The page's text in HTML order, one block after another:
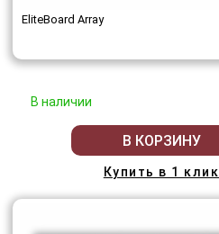
EliteBoard Array
В наличии
В КОРЗИНУ
Купить в 1 клик